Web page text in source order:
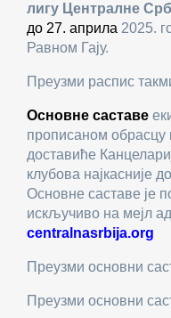
лигу Централне
до 27. априла 2025.
Равном Гају.
Преузми распис
Основне саставе
прописаном обрасцу
доставиће
клубова најкасније до
Основне саставе је
искључиво на мејл
centralnasrbija.org
Преузми основни
Преузми основни